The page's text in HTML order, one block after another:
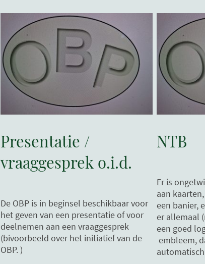
Presentatie /
vraaggesprek o.i.d.
De OBP is in beginsel beschikbaar voor
het geven van een presentatie of voor
deelnemen aan een vraaggesprek
(bivoorbeeld over het initiatief van de
OBP. )
NTB
Er is
aan
een banier,
er allemaal
een goed
embleem,